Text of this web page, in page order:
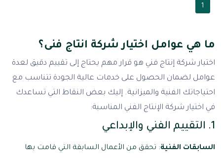
1
ما هي عوامل اختيار شركة انتاج فنى؟
اختيار شركة إنتاج فني هو قرار مهم يحتاج إلى تقييم دقيق لعدة
عوامل لضمان الحصول على خدمات عالية الجودة تتناسب مع
احتياجاتك الفنية والميزانية. إليك بعض النقاط التي تساعدك
في اختيار شركة الإنتاج الفني المناسبة:
1. التقييم الفني والإبداعي
السابقات الفنية: تحقق من الأعمال السابقة التي قامت بها